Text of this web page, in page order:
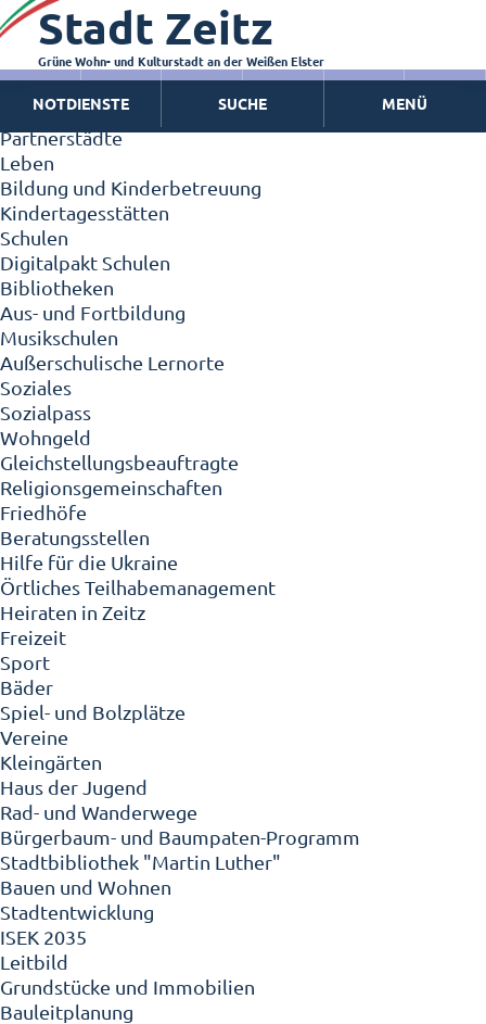
Zeitz - Die Kleinstadt
Willkommen in Zeitz!
Interview mit Oberbürgermeister Christian Thieme
Zeitz - Stadt der Zukunft
Ortschaften
Partnerstädte
Leben
Bildung und Kinderbetreuung
Kindertagesstätten
Schulen
Digitalpakt Schulen
Bibliotheken
Aus- und Fortbildung
Musikschulen
Außerschulische Lernorte
Soziales
Sozialpass
Wohngeld
Gleichstellungsbeauftragte
Religionsgemeinschaften
Friedhöfe
Beratungsstellen
Hilfe für die Ukraine
Örtliches Teilhabemanagement
Heiraten in Zeitz
Freizeit
Sport
Bäder
Spiel- und Bolzplätze
Vereine
Kleingärten
Haus der Jugend
Rad- und Wanderwege
Bürgerbaum- und Baumpaten-Programm
Stadtbibliothek "Martin Luther"
Bauen und Wohnen
Stadtentwicklung
ISEK 2035
Leitbild
Grundstücke und Immobilien
Bauleitplanung
Stadt Zeitz
Grüne Wohn- und Kulturstadt an der Weißen Elster
NOTDIENSTE SUCHE MENÜ